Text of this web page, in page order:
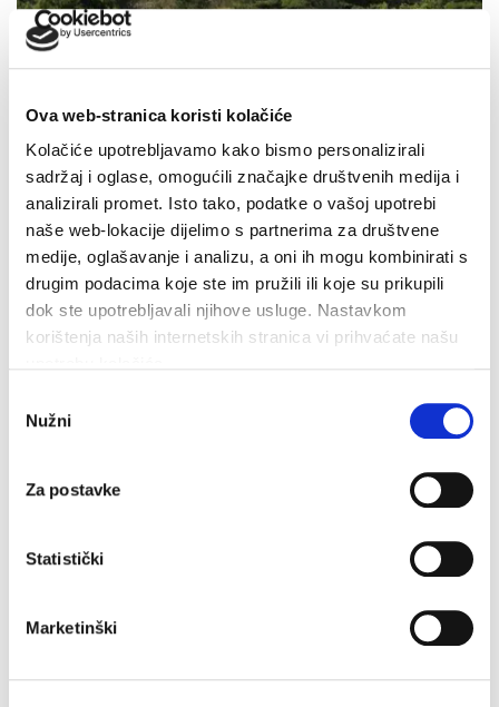
Ova web-stranica koristi kolačiće
Kolačiće upotrebljavamo kako bismo personalizirali
sadržaj i oglase, omogućili značajke društvenih medija i
analizirali promet. Isto tako, podatke o vašoj upotrebi
naše web-lokacije dijelimo s partnerima za društvene
medije, oglašavanje i analizu, a oni ih mogu kombinirati s
drugim podacima koje ste im pružili ili koje su prikupili
dok ste upotrebljavali njihove usluge. Nastavkom
korištenja naših internetskih stranica vi prihvaćate našu
pristanka
Nužni
Za postavke
Statistički
Marketinški
Obavijest Vodovoda o prekidu vodoopskrbe za danas 3.
kolovoza